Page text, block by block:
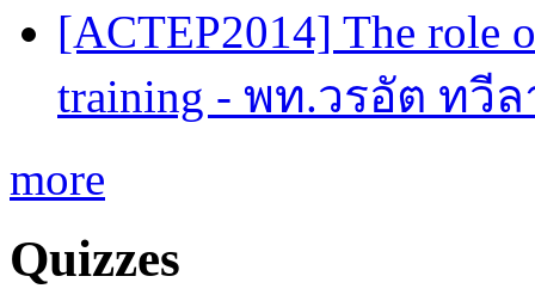
[ACTEP2014] The role
training - พท.วรอัต ทวี
more
Quizzes